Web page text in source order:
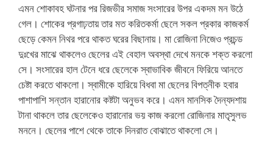
এমন শোকাবহ ঘটনার পর রিজভীর সমাজ সংসারের উপর একদম মন উঠে
গেল। শোকের প্রগাঢ়তায় তার মত করিতকর্মা ছেলে সকল প্রকার কাজকর্ম
ছেড়ে কেমন নিথর পরে থাকত ঘরের বিছানায়। মা রোজিনা নিজেও প্রচন্ড
দুঃখের মাঝে থাকলেও ছেলের এই বেহাল অবস্থা দেখে মনকে শক্ত করলো
সে। সংসারের হাল টেনে ধরে ছেলেকে স্বাভাবিক জীবনে ফিরিয়ে আনতে
চেষ্টা করতে থাকলো। স্বামীকে হারিয়ে বিধবা মা ছেলের বিপত্নীক হবার
পাশাপাশি সন্তান হারানোর কষ্টটা অনুভব করে। এমন মানসিক দৈন্যদশায়
টানা থাকলে তার ছেলেকেও হারানোর ভয় কাজ করলো রোজিনার মাতৃসুলভ
মননে। ছেলের পাশে থেকে তাকে দিনরাত বোঝাতে থাকলো সে।